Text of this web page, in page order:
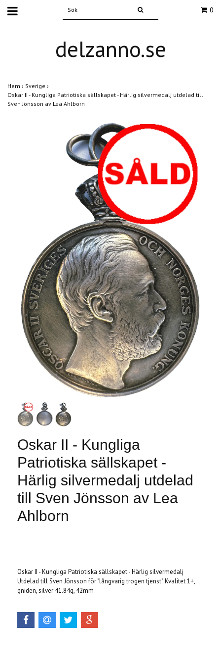
0
delzanno.se
Hem › Sverige ›
Oskar II - Kungliga Patriotiska sällskapet - Härlig silvermedalj utdelad till
Sven Jönsson av Lea Ahlborn
Oskar II - Kungliga
Patriotiska sällskapet -
Härlig silvermedalj utdelad
till Sven Jönsson av Lea
Ahlborn
Oskar II - Kungliga Patriotiska sällskapet - Härlig silvermedalj
Utdelad till Sven Jönsson för "långvarig trogen tjenst". Kvalitet 1+,
gniden, silver 41.84g, 42mm